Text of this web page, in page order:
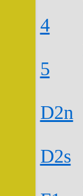
4
5
D2n
D2s